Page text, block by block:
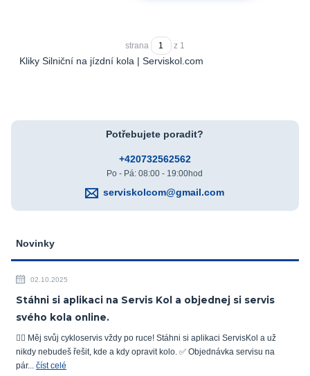
strana z 1
Kliky Silniční na jízdní kola | Serviskol.com
Potřebujete poradit?
+420732562562
Po - Pá: 08:00 - 19:00hod
serviskolcom@gmail.com
Novinky
02.10.2025
Stáhni si aplikaci na Servis Kol a objednej si servis
svého kola online.
🚴‍♂️ Měj svůj cykloservis vždy po ruce! Stáhni si aplikaci ServisKol a už
nikdy nebudeš řešit, kde a kdy opravit kolo. ✅ Objednávka servisu na
pár... číst celé